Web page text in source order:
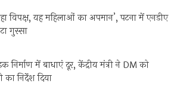
विपक्ष, यह महिलाओं का अपमान’, पटना में एनडीए
गुस्सा
में बाधाएं दूर, केंद्रीय मंत्री ने DM को
निर्देश दिया